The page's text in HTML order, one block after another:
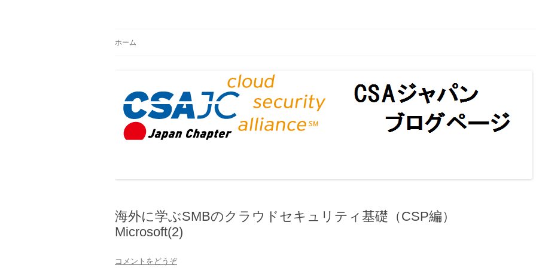
ホーム
海外に学ぶSMBのクラウドセキュリティ基礎（CSP編）
Microsoft(2)
コメントをどうぞ